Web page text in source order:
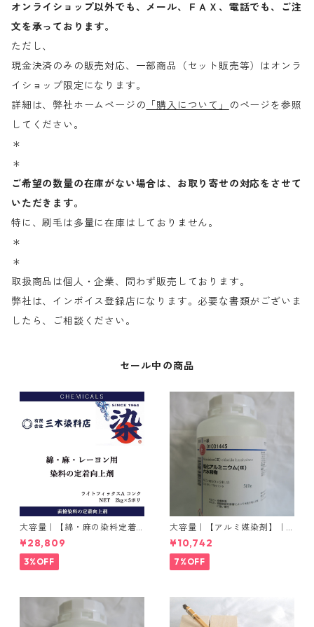
オンライショップ以外でも、メール、ＦＡＸ、電話でも、ご注
文を承っております。
ただし、
現金決済のみの販売対応、一部商品（セット販売等）はオンラ
イショップ限定になります。
詳細は、弊社ホームページの 「購入について」
のページを参照
してください。
＊
＊
ご希望の数量の在庫がない場合は、お取り寄せの対応をさせて
いただきます。
特に、刷毛は多量に在庫はしておりません。
＊
＊
取扱商品は個人・企業、問わず販売しております。
弊社は、インボイス登録店になります。必要な書類がございま
したら、ご相談ください。
セール中の商品
大容量｜【綿・麻の染料定着
向上剤】｜2kg×5本｜ライト
フィックスAコンク
¥28,809
3%OFF
大容量｜【アルミ媒染剤】｜5
00g−3本入り｜塩化アルミニ
ウム
¥10,742
7%OFF